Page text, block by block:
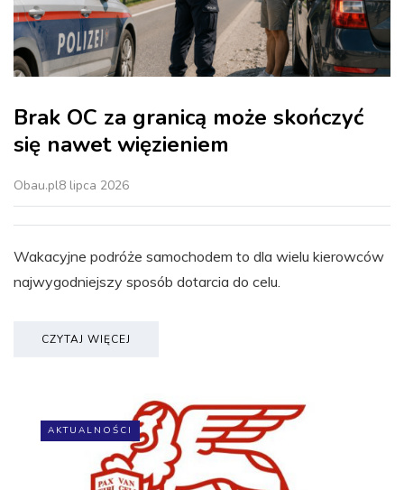
Brak OC za granicą może skończyć
się nawet więzieniem
Obau.pl8 lipca 2026
Wakacyjne podróże samochodem to dla wielu kierowców
najwygodniejszy sposób dotarcia do celu.
CZYTAJ WIĘCEJ
AKTUALNOŚCI